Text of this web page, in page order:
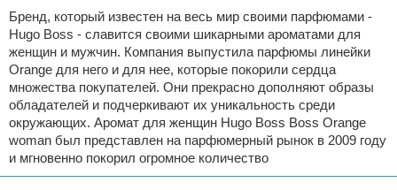
Бренд, который известен на весь мир своими парфюмами -
Hugo Boss - славится своими шикарными ароматами для
женщин и мужчин. Компания выпустила парфюмы линейки
Orange для него и для нее, которые покорили сердца
множества покупателей. Они прекрасно дополняют образы
обладателей и подчеркивают их уникальность среди
окружающих. Аромат для женщин Hugo Boss Boss Orange
woman был представлен на парфюмерный рынок в 2009 году
и мгновенно покорил огромное количество